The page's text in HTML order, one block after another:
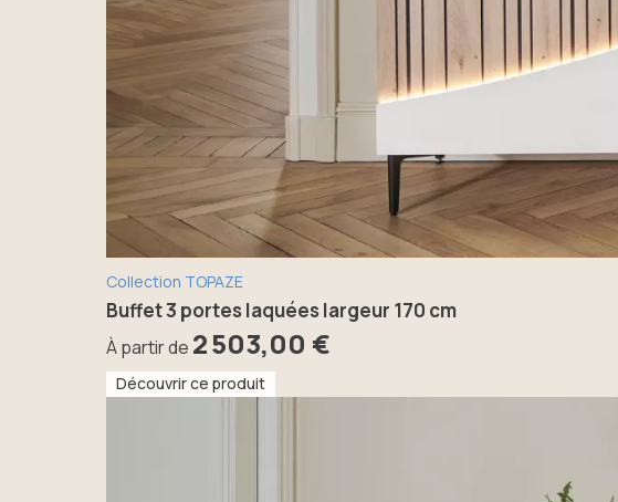
Collection TOPAZE
Buffet 3 portes laquées largeur 170 cm
À partir de 2 503,00 €
Découvrir ce produit